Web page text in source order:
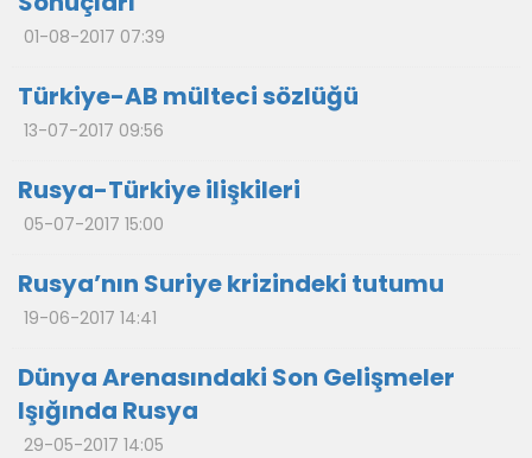
01-08-2017 07:39
Türkiye-AB mülteci sözlüğü
13-07-2017 09:56
Rusya-Türkiye ilişkileri
05-07-2017 15:00
Rusya’nın Suriye krizindeki tutumu
19-06-2017 14:41
Dünya Arenasındaki Son Gelişmeler
Işığında Rusya
29-05-2017 14:05